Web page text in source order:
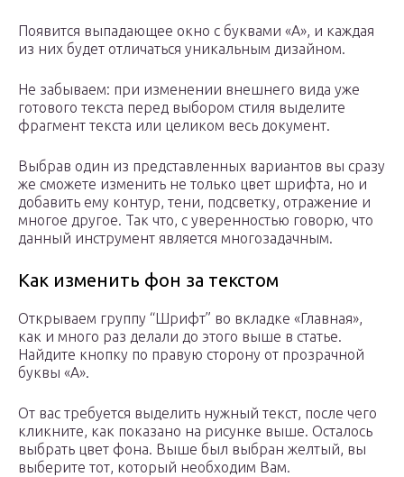
Появится выпадающее окно с буквами «А», и каждая
из них будет отличаться уникальным дизайном.
Не забываем: при изменении внешнего вида уже
готового текста перед выбором стиля выделите
фрагмент текста или целиком весь документ.
Выбрав один из представленных вариантов вы сразу
же сможете изменить не только цвет шрифта, но и
добавить ему контур, тени, подсветку, отражение и
многое другое. Так что, с уверенностью говорю, что
данный инструмент является многозадачным.
Как изменить фон за текстом
Открываем группу “Шрифт” во вкладке «Главная»,
как и много раз делали до этого выше в статье.
Найдите кнопку по правую сторону от прозрачной
буквы «А».
От вас требуется выделить нужный текст, после чего
кликните, как показано на рисунке выше. Осталось
выбрать цвет фона. Выше был выбран желтый, вы
выберите тот, который необходим Вам.